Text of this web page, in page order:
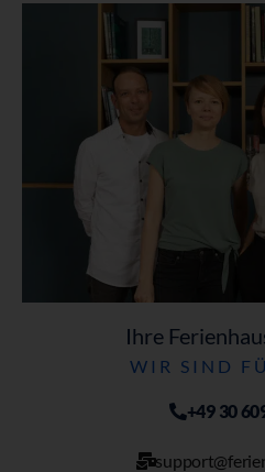
Ihre
WIR SIND
+49 30